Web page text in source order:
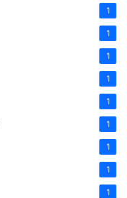
1
1
1
1
1
1
1
1
1